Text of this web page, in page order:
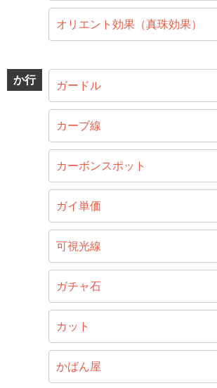
オリエント効果（真珠効果）
か行 ガードル
カーブ線
カーボンスポット
ガイ単価
可視光線
ガチャ石
カット
かばん屋